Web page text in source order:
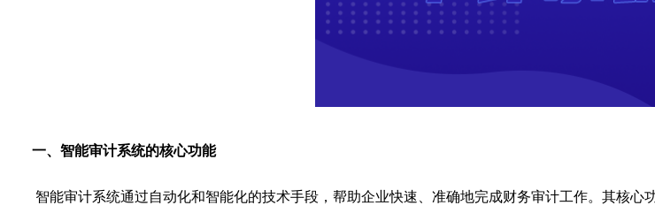
一、智能审计系统的核心功能
智能审计系统通过自动化和智能化的技术手段，帮助企业快速、准确地完成财务审计工作。其核心